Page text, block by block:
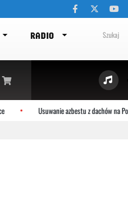
RADIO
Usuwanie azbestu z dachów na